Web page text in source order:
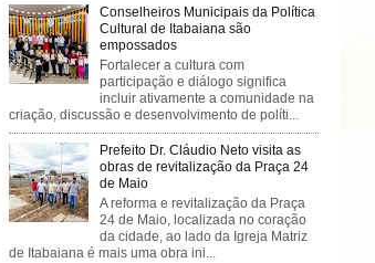
Conselheiros Municipais da Política
Cultural de Itabaiana são
empossados
Fortalecer a cultura com
participação e diálogo significa
incluir ativamente a comunidade na
criação, discussão e desenvolvimento de políti...
Prefeito Dr. Cláudio Neto visita as
obras de revitalização da Praça 24
de Maio
A reforma e revitalização da Praça
24 de Maio, localizada no coração
da cidade, ao lado da Igreja Matriz
de Itabaiana é mais uma obra ini...